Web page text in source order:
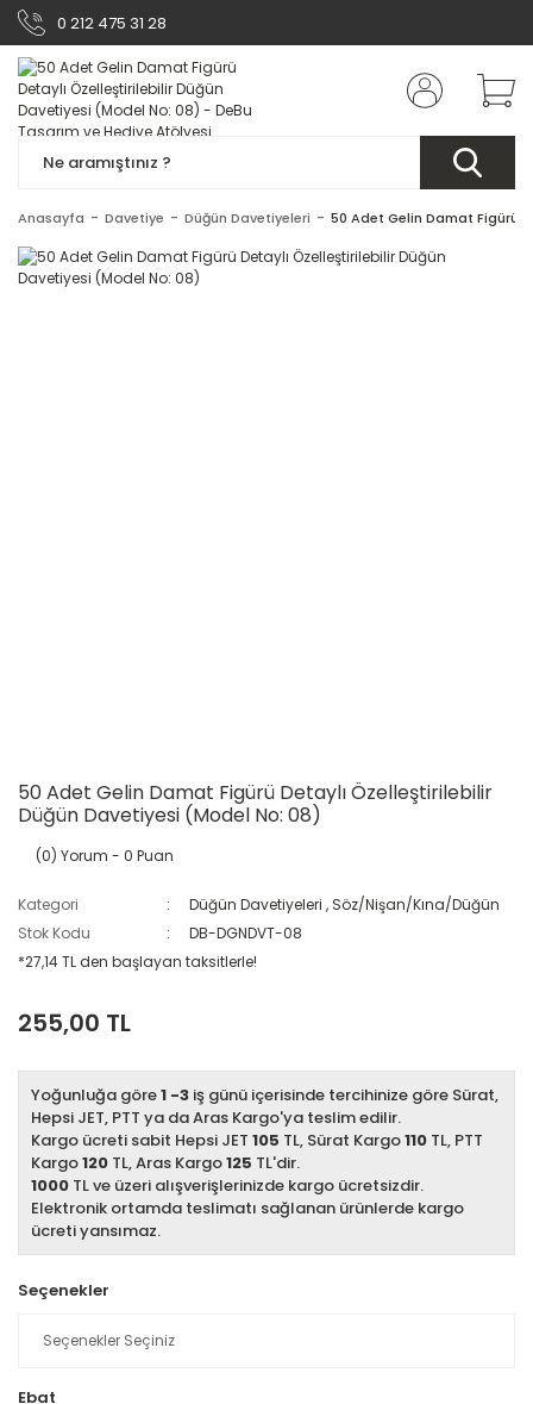
0 212 475 31 28
Anasayfa Davetiye Düğün Davetiyeleri 50 Adet Gelin Damat Figürü
50 Adet Gelin Damat Figürü Detaylı Özelleştirilebilir
Düğün Davetiyesi (Model No: 08)
(0) Yorum - 0 Puan
Kategori Düğün Davetiyeleri , Söz/Nişan/Kına/Düğün
Stok Kodu
DB-DGNDVT-08
*27,14 TL den başlayan taksitlerle!
255,00 TL
Yoğunluğa göre1 -3 iş günü içerisinde tercihinize göre Sürat,
Hepsi JET, PTT ya da Aras Kargo'ya teslim edilir.
Kargo ücreti sabit Hepsi JET 105 TL, Sürat Kargo110 TL, PTT
Kargo120 TL, Aras Kargo125 TL'dir.
1000 TL ve üzeri alışverişlerinizde kargo ücretsizdir.
Elektronik ortamda teslimatı sağlanan ürünlerde kargo
ücreti yansımaz.
Seçenekler
Ebat